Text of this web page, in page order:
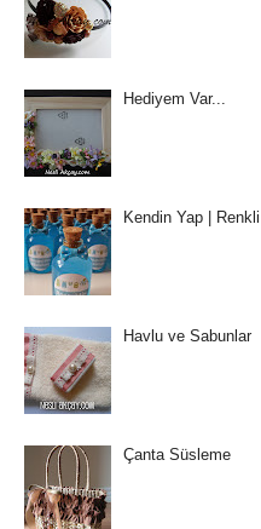
Hediyem Var...
Kendin Yap |
Havlu ve Sabunlar
Çanta Süsleme